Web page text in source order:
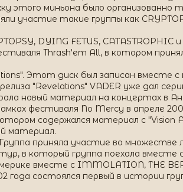
этого миньона было организованно
участие такие группы как
DYING FETUS, CATASTROPHIC
Thrash'em All, в котором
Этот диск был записан вместе с
"Revelations" VADER уже дал
новый материал на концертах в
фестиваля No Mercy в апреле
содержался материал с "Vision
материал.
приняла участие во множестве
в который группа поехала вместе
вместе с IMMOLATION, THE
года состоялся первый в истории